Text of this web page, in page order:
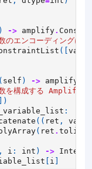
) -> amplify.
のエンコーディングに
([ var
( self ) -> amplify
を構成する Amplify
_variable_list :
(( ret , var
( ret . tolist
, i : int ) ->
i